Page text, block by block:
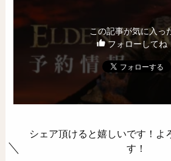
この記事が気に入っ
フォローしてね
シェア頂けると嬉しいです！よ
す！